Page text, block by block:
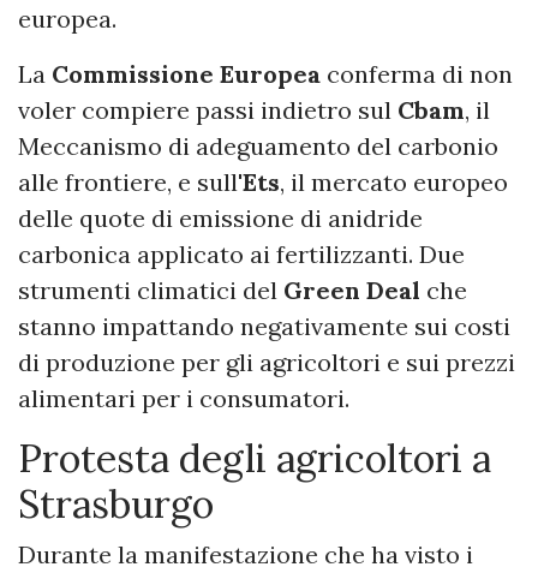
europea.
La Commissione Europea conferma di non
voler compiere passi indietro sul Cbam, il
Meccanismo di adeguamento del carbonio
alle frontiere, e sull'Ets, il mercato europeo
delle quote di emissione di anidride
carbonica applicato ai fertilizzanti. Due
strumenti climatici del Green Deal che
stanno impattando negativamente sui costi
di produzione per gli agricoltori e sui prezzi
alimentari per i consumatori.
Protesta degli agricoltori a
Strasburgo
Durante la manifestazione che ha visto i